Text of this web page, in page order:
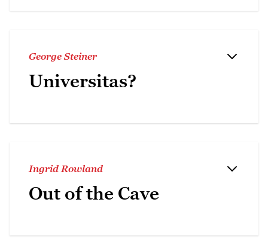
George Steiner
Universitas?
Ingrid Rowland
Out of the Cave